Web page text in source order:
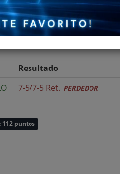
Resultado
7-5/7-5 Ret. PERDEDOR
112 puntos